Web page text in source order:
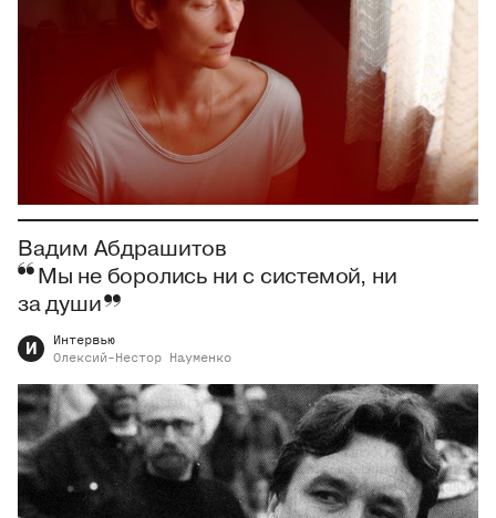
Вадим Абдрашитов
Мы не боролись ни с системой, ни
за души
И
Интервью
Олексий-Нестор
Науменко